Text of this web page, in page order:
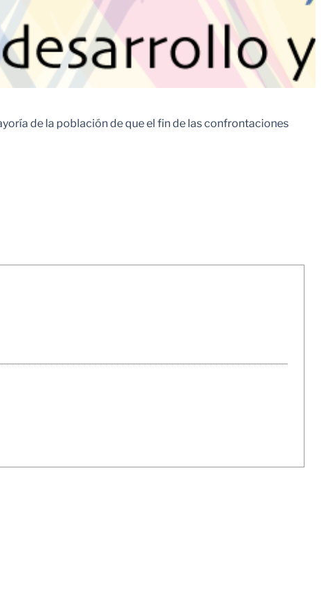
de la población de que el fin de las confrontaciones